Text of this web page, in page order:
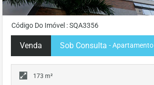
Código Do Imóvel : SQA3356
Venda Sob Consulta - Apartamento
173 m²